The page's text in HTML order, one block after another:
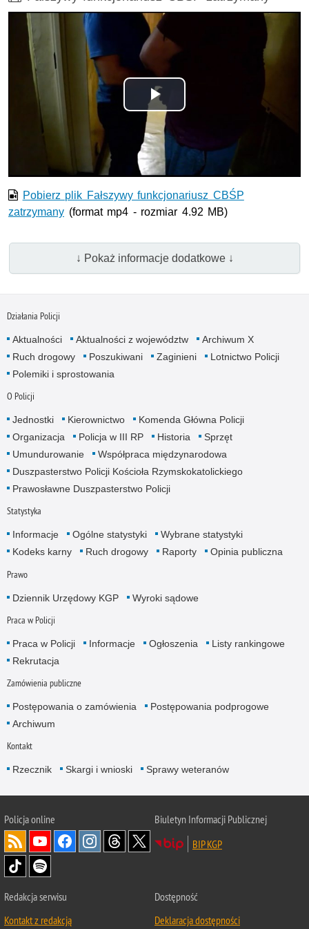
Odtwórz
wideo
Pobierz plik Fałszywy funkcjonariusz CBŚP
zatrzymany (format mp4 - rozmiar 4.92 MB)
↓ Pokaż informacje dodatkowe ↓
Działania Policji
Aktualności Aktualności z województw
Archiwum X
Ruch drogowy
Poszukiwani Zaginieni
Lotnictwo Policji
Polemiki i sprostowania
O Policji
Jednostki Kierownictwo
Komenda Główna Policji
Organizacja
Policja w III RP Historia
Sprzęt
Umundurowanie
Współpraca międzynarodowa
Duszpasterstwo Policji Kościoła Rzymskokatolickiego
Prawosławne Duszpasterstwo Policji
Statystyka
Informacje Ogólne statystyki
Wybrane statystyki
Kodeks karny
Ruch drogowy Raporty Opinia publiczna
Prawo
Dziennik Urzędowy KGP Wyroki sądowe
Praca w Policji
Praca w Policji Informacje Ogłoszenia
Listy rankingowe
Rekrutacja
Zamówienia publiczne
Postępowania o zamówienia
Postępowania podprogowe
Archiwum
Kontakt
Rzecznik Skargi i wnioski Sprawy weteranów
Policjaonline
Biuletyn Informacji Publicznej
BIP KGP
Redakcja serwisu
Kontakt z redakcją
Dostępność
Deklaracja dostępności